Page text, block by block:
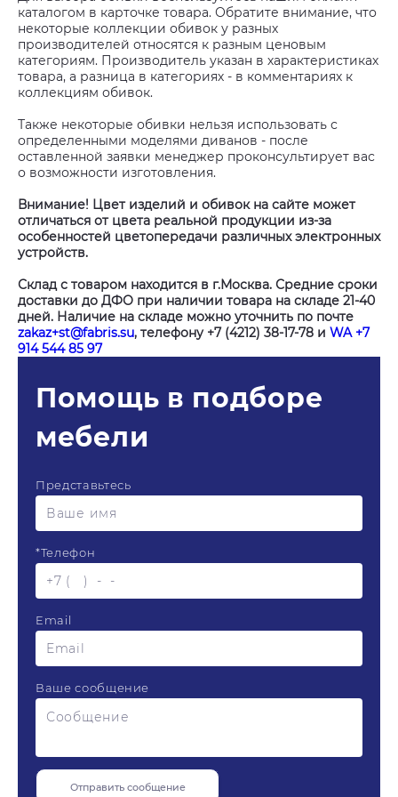
каталогом в карточке товара. Обратите внимание, что
некоторые коллекции обивок у разных
производителей относятся к разным ценовым
категориям. Производитель указан в характеристиках
товара, а разница в категориях - в комментариях к
коллекциям обивок.
Также некоторые обивки нельзя использовать с
определенными моделями диванов - после
оставленной заявки менеджер проконсультирует вас
о возможности изготовления.
Внимание! Цвет изделий и обивок на сайте может
отличаться от цвета реальной продукции из-за
особенностей цветопередачи различных электронных
устройств.
Склад с товаром находится в г.Москва. Средние сроки
доставки до ДФО при наличии товара на складе 21-40
дней. Наличие на складе можно уточнить по почте
zakaz+st@fabris.su, телефону +7 (4212) 38-17-78 и WA +7
914 544 85 97
Помощь в подборе
мебели
Представьтесь
*Телефон
Email
Ваше сообщение